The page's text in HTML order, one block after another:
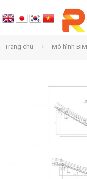
Trang chủ Mô hình BIM